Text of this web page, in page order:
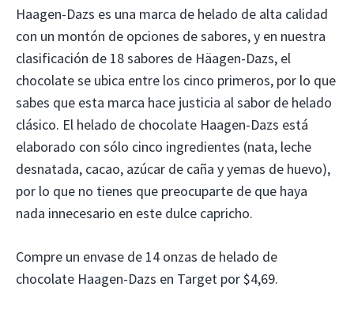
Haagen-Dazs es una marca de helado de alta calidad
con un montón de opciones de sabores, y en nuestra
clasificación de 18 sabores de Häagen-Dazs, el
chocolate se ubica entre los cinco primeros, por lo que
sabes que esta marca hace justicia al sabor de helado
clásico. El helado de chocolate Haagen-Dazs está
elaborado con sólo cinco ingredientes (nata, leche
desnatada, cacao, azúcar de caña y yemas de huevo),
por lo que no tienes que preocuparte de que haya
nada innecesario en este dulce capricho.
Compre un envase de 14 onzas de helado de
chocolate Haagen-Dazs en Target por $4,69.